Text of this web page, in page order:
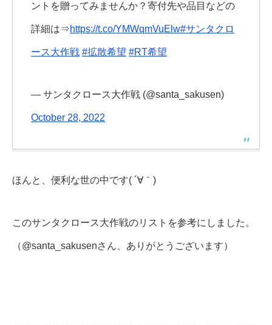
ントを贈ってみませんか？寄付先や品目などの
詳細は⇒https://t.co/YMWqmVuElw#サンタクロ
ース大作戦 #拡散希望 #RT希望
— サンタクロース大作戦 (@santa_sakusen)
October 28, 2022
ほんと、便利な世の中です( ´∀｀)
このサンタクロース大作戦のリストを参考にしました。
（@santa_sakusenさん、ありがとうございます）